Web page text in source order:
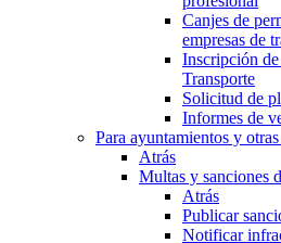
Canjes de
empresas de
Inscripción
Transporte
Solicitud de
Informes de
Para ayuntamientos y
Atrás
Multas y sanciones
Atrás
Publicar
Notificar